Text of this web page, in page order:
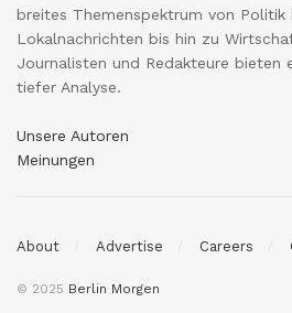
breites Themenspektrum von Politik
Lokalnachrichten bis hin zu
Journalisten und Redakteure bieten
tiefer Analyse.
Unsere Autoren
Meinungen
About Advertise Careers
© 2025 Berlin Morgen